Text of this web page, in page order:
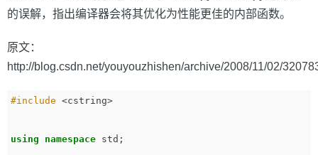
的误解，指出编译器会将其优化为性能更佳的内部函数。
原文：
http://blog.csdn.net/youyouzhishen/archive/2008/11/02/
#include <cstring>
using namespace std ;